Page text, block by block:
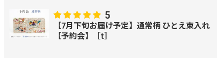
5
【7月下旬お届け予定】通常柄 ひとえ束入れ
【予約会】［t］